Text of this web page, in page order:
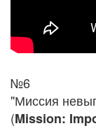
№6
"Миссия
(Mission: